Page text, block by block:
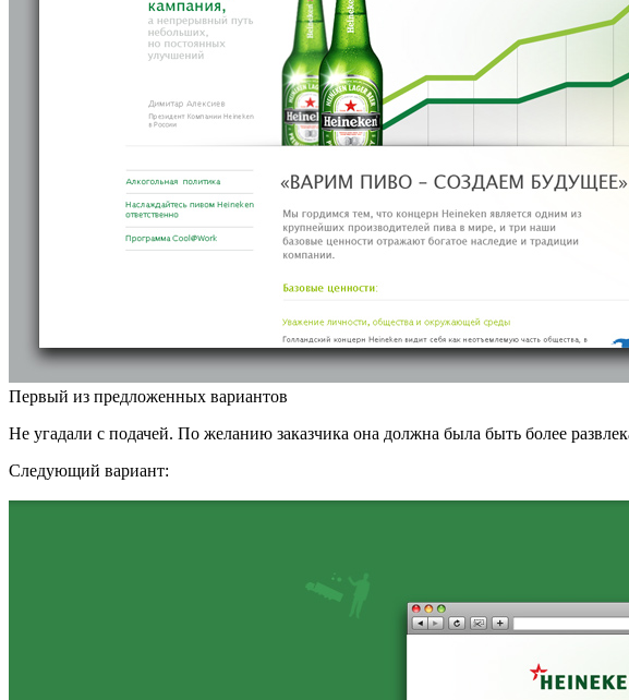
Первый из предложенных вариантов
Не угадали с подачей. По желанию заказчика она должна была быть более
Следующий вариант: